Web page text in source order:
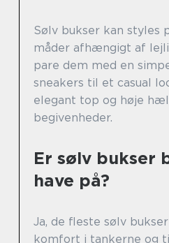
Sølv bukser kan styles
måder afhængigt af
pare dem med en
sneakers til et casual
elegant top og høje
begivenheder.
Er sølv bukser
have på?
Ja, de fleste sølv
komfort i tankerne og